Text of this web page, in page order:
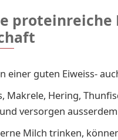
proteinreiche
einer guten Eiweiss-
Makrele, Hering,
versorgen
Milch trinken,